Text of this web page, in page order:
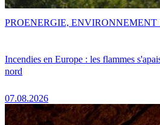
Incendies en Europe : les flammes
nord
07.08.2026
PROENERGIE, ENVIRONNEMENT